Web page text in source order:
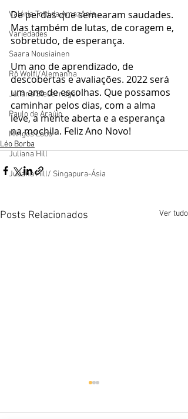
Valéria Totti da Amazônia
Variedades
Saara Nousiainen
Rô Wolfl/Alemanha
Juliana Steuernagel
Paulo de Araújo
Mingos Lobo
Juliana Hill
Juliana Hill/ Singapura-Ásia
De perdas que semearam saudades.
Mas também de lutas, de coragem e,
sobretudo, de esperança.
Um ano de aprendizado, de
descobertas e avaliações. 2022 será
um ano de escolhas. Que possamos
caminhar pelos dias, com a alma
leve, a mente aberta e a esperança
na mochila. Feliz Ano Novo!
Léo Borba
Posts Relacionados Ver tudo